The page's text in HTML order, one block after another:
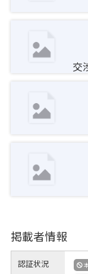
交
掲載者情報
認証状況